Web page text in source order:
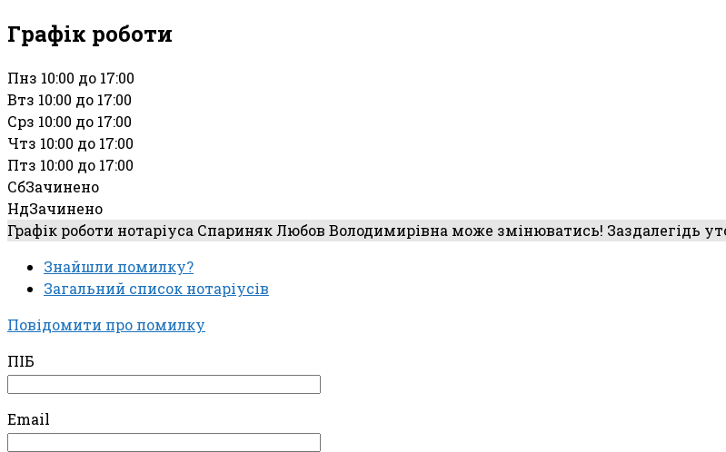
Графік роботи
Пнз 10:00 до 17:00
Втз 10:00 до 17:00
Срз 10:00 до 17:00
Чтз 10:00 до 17:00
Птз 10:00 до 17:00
СбЗачинено
НдЗачинено
Графік роботи нотаріуса Спариняк Любов Володимирівна може змінюватись! Заздалегідь
Знайшли помилку?
Загальний список нотаріусів
Повідомити про помилку
ПІБ
Email